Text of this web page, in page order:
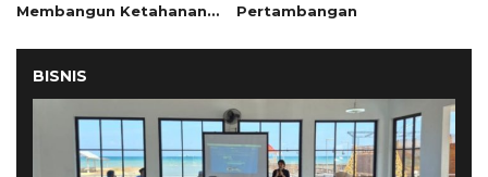
Membangun Ketahanan
Kemarau
Pertambangan
BISNIS